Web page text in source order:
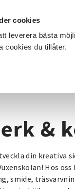
cookies
leverera bästa
cookies du tillåter.
SOM SÖK KURSER
&
din kreativa
Hos
smide,